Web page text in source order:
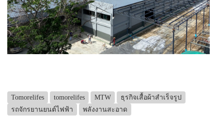
Tomorelifes tomorelifes MTW
ธุรกิจเสื้อผ้าสำเร็จรูป
รถจักรยานยนต์ไฟฟ้า
พลังงานสะอาด